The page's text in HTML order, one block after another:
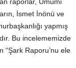
İsmet İnönü ve
yapmış
Bu incelememizde
“Şark Raporu’nu ele